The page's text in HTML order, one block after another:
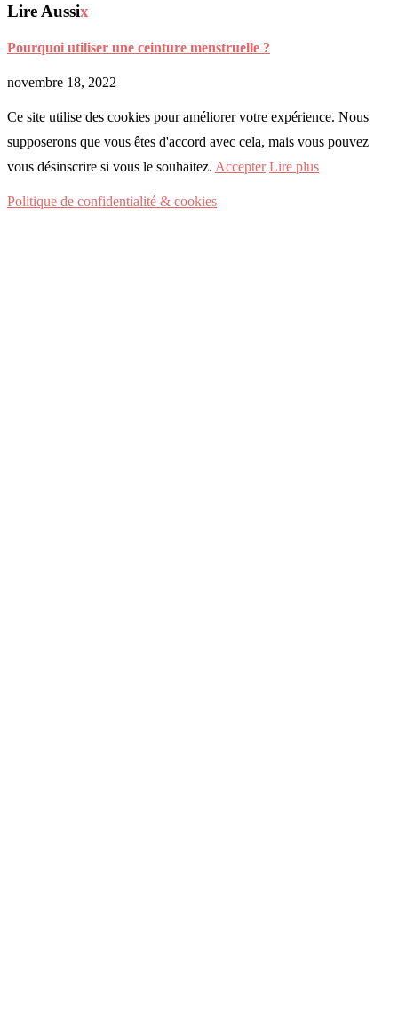
Lire Aussix
Pourquoi utiliser une ceinture menstruelle ?
novembre 18, 2022
Ce site utilise des cookies pour améliorer votre expérience. Nous
supposerons que vous êtes d'accord avec cela, mais vous pouvez
vous désinscrire si vous le souhaitez. Accepter Lire plus
Politique de confidentialité & cookies